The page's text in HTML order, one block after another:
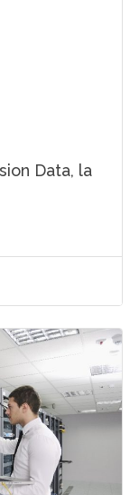
Data, la